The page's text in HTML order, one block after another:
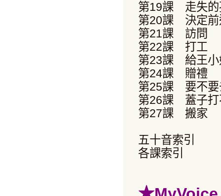
第19課 走失的
第20課 決定前
第21課 訪問
第22課 打工
第23課 給王小
第24課 贈禮
第25課 要不要
第26課 蓋子打
第27課 搬家
五十音索引
各課索引